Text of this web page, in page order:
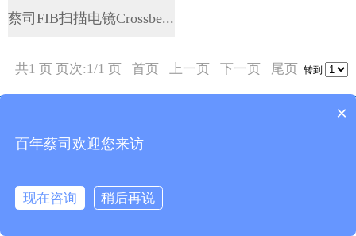
蔡司FIB扫描电镜Crossbe...
共1 页 页次:1/1 页 首页 上一页 下一页 尾页 转到
×
百年蔡司欢迎您来访
现在咨询
稍后再说
在线咨询